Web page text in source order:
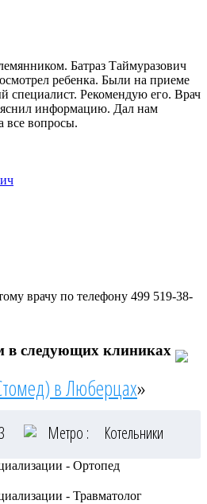
Батраз Таймуразович
ребенка. Были на приеме
специалист. Рекомендую его. Врач
информацию. Дал нам
все вопросы.
врачу по телефону 499 519-38-
в следующих клиниках
в Люберцах»
Метро : Котельники
- Ортопед
- Травматолог